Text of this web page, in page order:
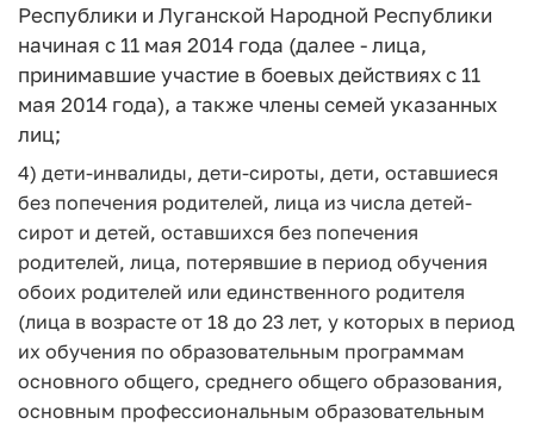
Республики и Луганской Народной Республики
начиная с 11 мая 2014 года (далее - лица,
принимавшие участие в боевых действиях с 11
мая 2014 года), а также члены семей указанных
лиц;
4) дети-инвалиды, дети-сироты, дети, оставшиеся
без попечения родителей, лица из числа детей-
сирот и детей, оставшихся без попечения
родителей, лица, потерявшие в период обучения
обоих родителей или единственного родителя
(лица в возрасте от 18 до 23 лет, у которых в период
их обучения по образовательным программам
основного общего, среднего общего образования,
основным профессиональным образовательным